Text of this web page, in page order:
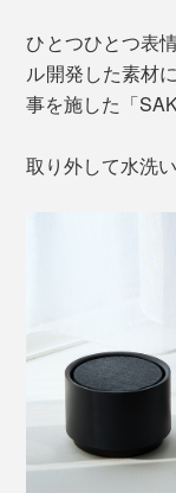
ひとつひとつ表
ル開発した素材
事を施した「
取り外して水洗